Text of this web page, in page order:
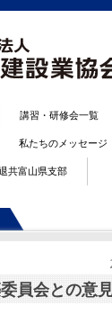
講習・研修会一覧
私たちのメッセージ
共富山県支部
員会との意